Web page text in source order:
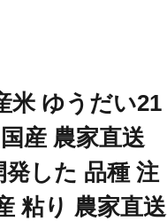
米 ゆうだい21
産 農家直送
した 品種 注
粘り 農家直送